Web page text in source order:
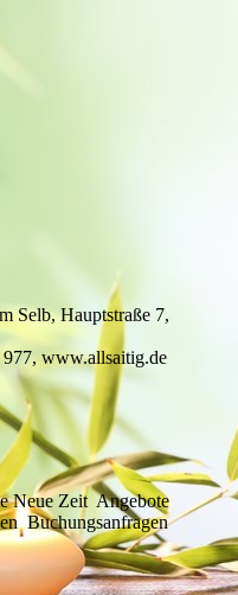
Selb, Hauptstraße 7,
www.allsaitig.de
Neue Zeit Angebote
Buchungsanfragen